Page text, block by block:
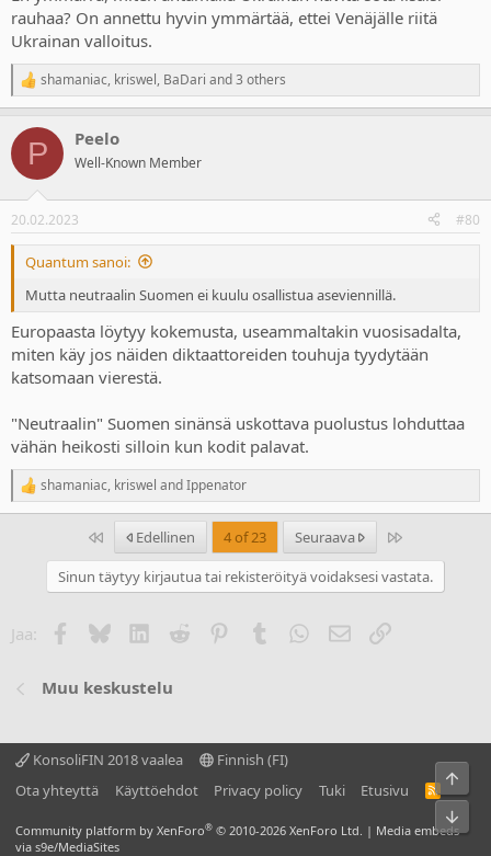
rauhaa? On annettu hyvin ymmärtää, ettei Venäjälle riitä
Ukrainan valloitus.
R
e
c
i
s
:
shamaniac, kriswel, BaDari and 3 others
P Peelo
Well-Known Member
20.02.2023 #80
Quantum sanoi:
Mutta neutraalin Suomen ei kuulu osallistua aseviennillä.
Europaasta löytyy kokemusta, useammaltakin vuosisadalta,
miten käy jos näiden diktaattoreiden touhuja tyydytään
katsomaan vierestä.
"Neutraalin" Suomen sinänsä uskottava puolustus lohduttaa
vähän heikosti silloin kun kodit palavat.
R
e
s
shamaniac, kriswel andIppenator
Ensimmäinen
Edellinen 4 of 23 Seuraava Last
Sinun täytyy kirjautua tai rekisteröityä voidaksesi vastata.
Jaa: Facebook
BlueskyLinkedIn
Reddit PinterestTumblr WhatsApp
Sähköposti
Linkki
Muu keskustelu
KonsoliFIN 2018 vaalea
Finnish (FI)
Ota yhteyttä
Käyttöehdot Privacy policy Tuki Etusivu
S
Community platform by XenForo® © 2010-2026 XenForo Ltd. | Media embeds
via s9e/MediaSites